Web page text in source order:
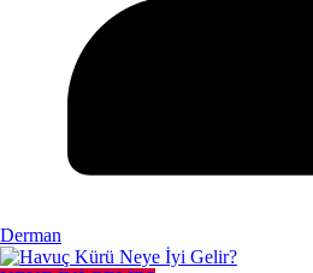
Derman